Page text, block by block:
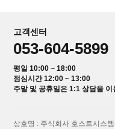
고객센터
053-604-5899
평일 10:00 ~ 18:00
점심시간 12:00 ~ 13:00
주말 및 공휴일은 1:1 상담을 이
상호명 : 주식회사 호스트시스템